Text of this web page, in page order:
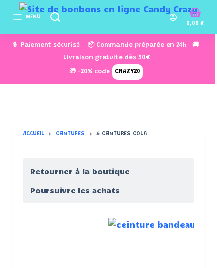
P
s
s
a
MENU
0,00€
🔒 Paiement sécurisé 📦 Commande préparée en 24h 🚚
Livraison gratuite dès 50€
🎁 -20% code CRAZY20
ACCUEIL CEINTURES 5 CEINTURES COLA
Poursuivre les achats
Retourner à la boutique